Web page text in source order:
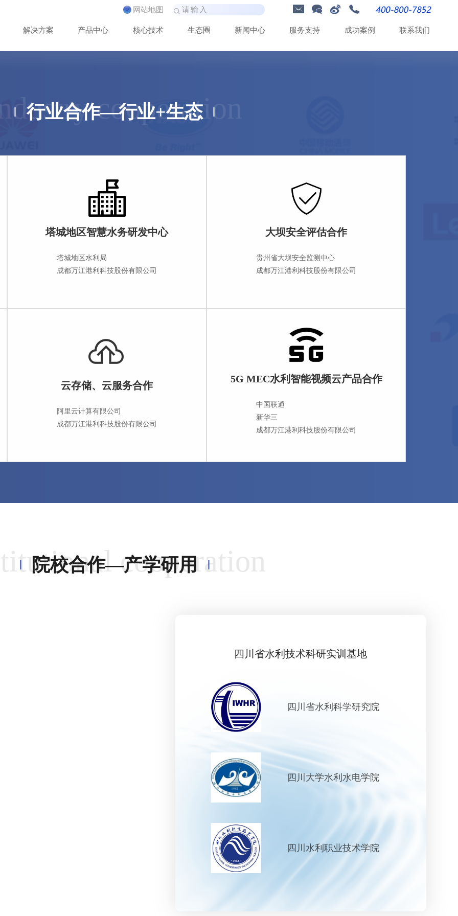
网站地图
解决方案 产品中心 核心技术 生态圈 新闻中心 服务支持 成功案例 联系我们
cooperation
行业合作—行业+生态
塔城地区智慧水务研发中心
塔城地区水利局
成都万江港利科技股份有限公司
大坝安全评估合作
贵州省大坝安全监测中心
成都万江港利科技股份有限公司
云存储、云服务合作
阿里云计算有限公司
成都万江港利科技股份有限公司
5G MEC水利智能视频云产品合作
中国联通
新华三
成都万江港利科技股份有限公司
cooperation
院校合作—产学研用
四川大学
四川省水利技术科研实训基地
四川省水利科学研究院
四川大学水利水电学院
四川水利职业技术学院